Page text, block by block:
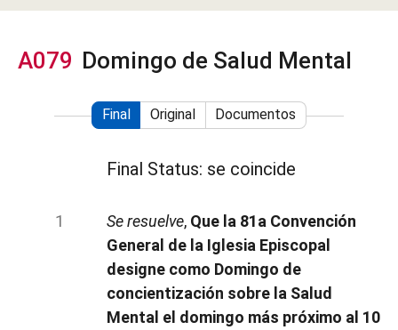
A079 Domingo de Salud Mental
Final Original Documentos
Final Status: se coincide
Se resuelve, Que la 81a Convención
General de la Iglesia Episcopal
designe como Domingo de
concientización sobre la Salud
Mental el domingo más próximo al 10